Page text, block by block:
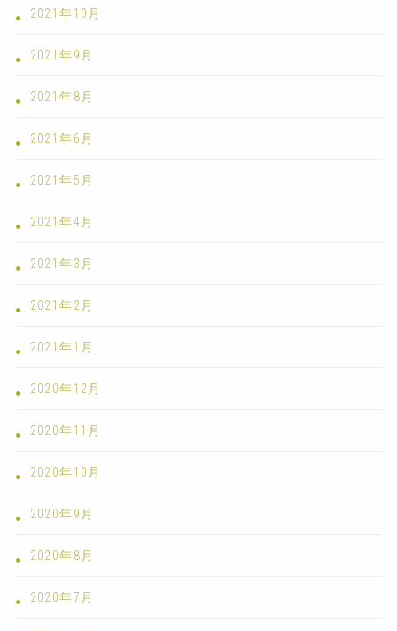
2021年10月
2021年9月
2021年8月
2021年6月
2021年5月
2021年4月
2021年3月
2021年2月
2021年1月
2020年12月
2020年11月
2020年10月
2020年9月
2020年8月
2020年7月